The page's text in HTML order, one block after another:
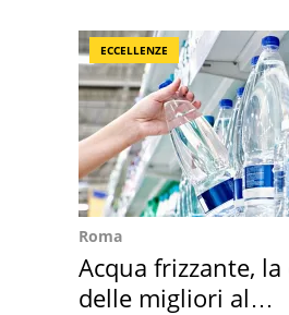
ECCELLENZE
Roma
Acqua frizzante, la
delle migliori al